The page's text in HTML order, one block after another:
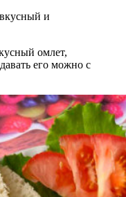
омлет,
его можно с